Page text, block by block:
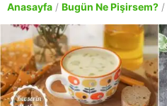
Anasayfa / Bugün Ne Pişirsem? /